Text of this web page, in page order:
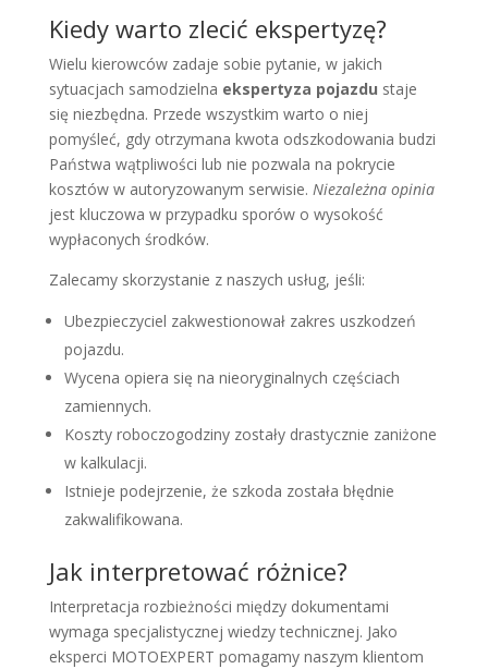
Kiedy warto zlecić ekspertyzę?
Wielu kierowców zadaje sobie pytanie, w jakich
sytuacjach samodzielna ekspertyza pojazdu staje
się niezbędna. Przede wszystkim warto o niej
pomyśleć, gdy otrzymana kwota odszkodowania budzi
Państwa wątpliwości lub nie pozwala na pokrycie
kosztów w autoryzowanym serwisie. Niezależna opinia
jest kluczowa w przypadku sporów o wysokość
wypłaconych środków.
Zalecamy skorzystanie z naszych usług, jeśli:
Ubezpieczyciel zakwestionował zakres uszkodzeń
pojazdu.
Wycena opiera się na nieoryginalnych częściach
zamiennych.
Koszty roboczogodziny zostały drastycznie zaniżone
w kalkulacji.
Istnieje podejrzenie, że szkoda została błędnie
zakwalifikowana.
Jak interpretować różnice?
Interpretacja rozbieżności między dokumentami
wymaga specjalistycznej wiedzy technicznej. Jako
eksperci MOTOEXPERT pomagamy naszym klientom